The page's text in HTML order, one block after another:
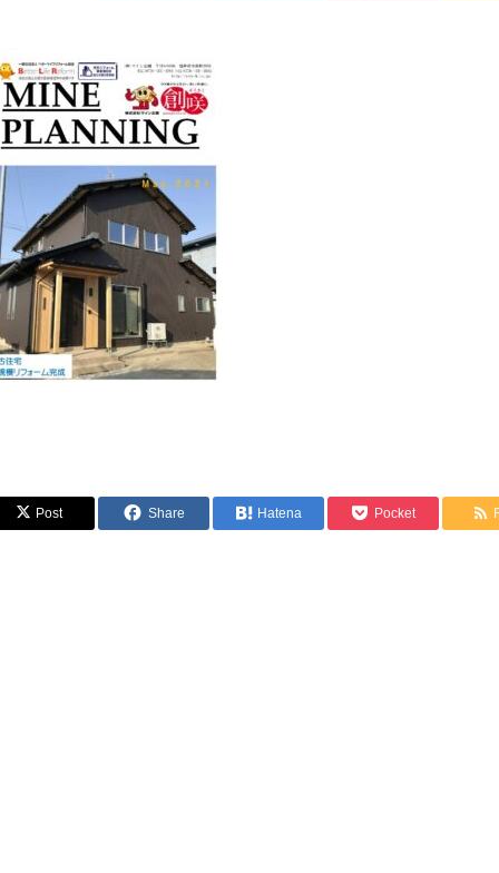
Post Share Hatena Pocket